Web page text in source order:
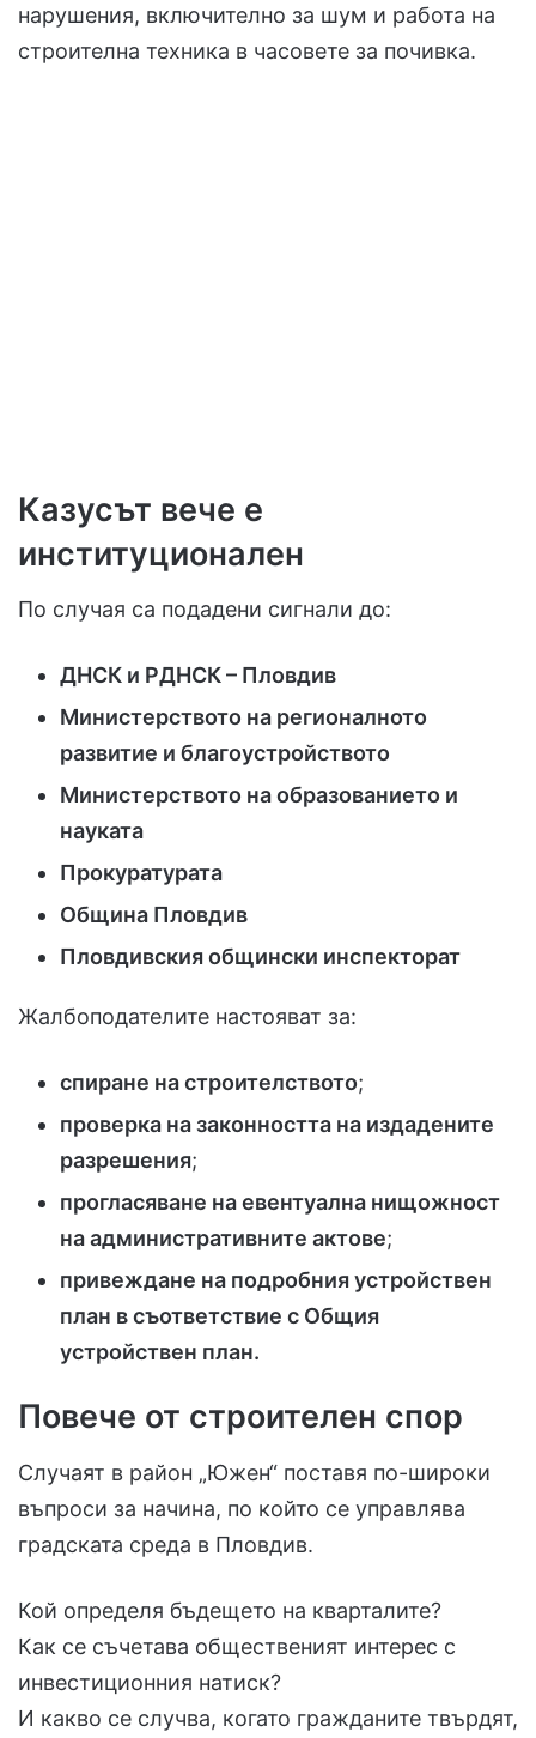
нарушения, включително за шум и работа на
строителна техника в часовете за почивка.
Казусът вече е
институционален
По случая са подадени сигнали до:
ДНСК и РДНСК – Пловдив
Министерството на регионалното
развитие и благоустройството
Министерството на образованието и
науката
Прокуратурата
Община Пловдив
Пловдивския общински инспекторат
Жалбоподателите настояват за:
спиране на строителството;
проверка на законността на издадените
разрешения;
прогласяване на евентуална нищожност
на административните актове;
привеждане на подробния устройствен
план в съответствие с Общия
устройствен план.
Повече от строителен спор
Случаят в район „Южен“ поставя по-широки
въпроси за начина, по който се управлява
градската среда в Пловдив.
Кой определя бъдещето на кварталите?
Как се съчетава общественият интерес с
инвестиционния натиск?
И какво се случва, когато гражданите твърдят,